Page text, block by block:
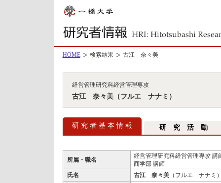
HOME 検索結果 古江 奈々美
経営管理研究科経営管理専攻
古江 奈々美（フルエ ナナミ）
研 究 者 基 本 情 報 研 究 活 動
所属・職名
経営管理研究科経営管理専攻 講
商学部 講師
氏名
古江 奈々美（フルエ ナナミ